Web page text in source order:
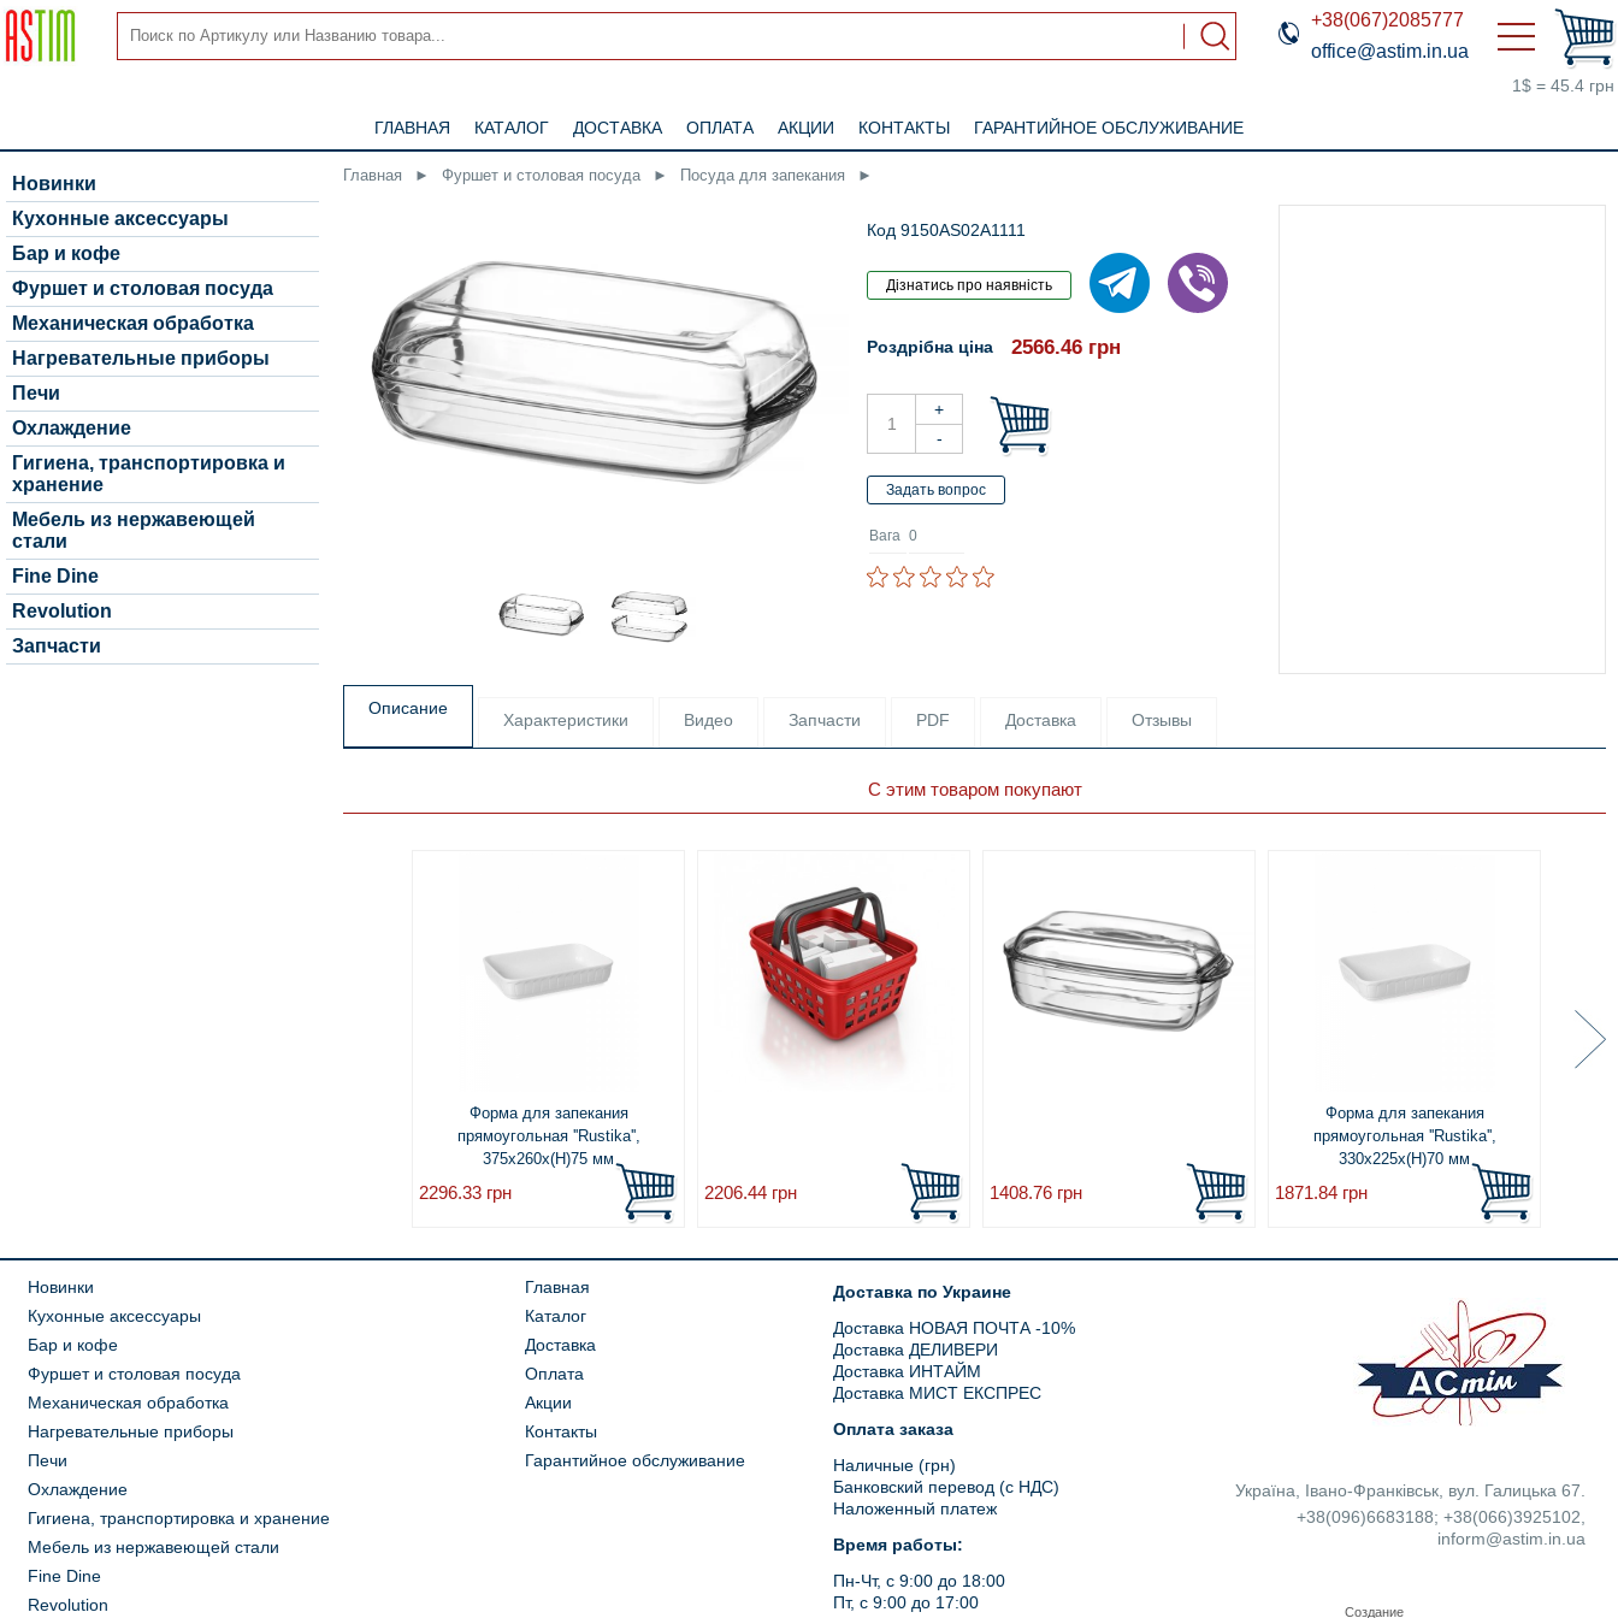
+38(067)2085777
office@astim.in.ua
1$ = 45.4 грн
ГЛАВНАЯ КАТАЛОГ ДОСТАВКА ОПЛАТА АКЦИИ КОНТАКТЫ ГАРАНТИЙНОЕ ОБСЛУЖИВАНИЕ
Новинки
Кухонные аксессуары
Бар и кофе
Фуршет и столовая посуда
Механическая обработка
Нагревательные приборы
Печи
Охлаждение
Гигиена, транспортировка и
хранение
Мебель из нержавеющей
стали
Fine Dine
Revolution
Запчасти
Главная ► Фуршет и столовая посуда ► Посуда для запекания ►
Код 9150AS02A1111
Роздрібна ціна 2566.46 грн
Вага 0
Описание
Характеристики Видео Запчасти PDF Доставка Отзывы
С этим товаром покупают
Форма для запекания
прямоугольная ''Rustika'',
375x260x(H)75 мм
2296.33 грн 2206.44 грн 1408.76 грн
Форма для запекания
прямоугольная ''Rustika'',
330x225x(H)70 мм
1871.84 грн
Новинки
Кухонные аксессуары
Бар и кофе
Фуршет и столовая посуда
Механическая обработка
Нагревательные приборы
Печи
Охлаждение
Гигиена, транспортировка и хранение
Мебель из нержавеющей стали
Fine Dine
Revolution
Главная
Каталог
Доставка
Оплата
Акции
Контакты
Гарантийное обслуживание
Доставка по Украине
Доставка НОВАЯ ПОЧТА -10%
Доставка ДЕЛИВЕРИ
Доставка ИНТАЙМ
Доставка МИСТ ЕКСПРЕС
Оплата заказа
Наличные (грн)
Банковский перевод (с НДС)
Наложенный платеж
Время работы:
Пн-Чт, с 9:00 до 18:00
Пт, с 9:00 до 17:00
Україна Івано-Франківськ, вул. Галицька 67.
+38(096)6683188; +38(066)3925102
inform@astim.in.ua
Создание